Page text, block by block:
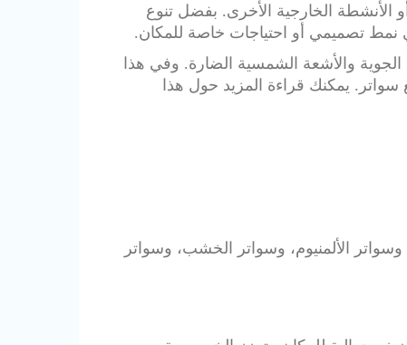
الأنشطة الخارجية الأخرى. بفضل تنوع
نمط تصميمي أو احتياجات خاصة للمكان.
والأشعة الشمسية الضارة. وفي هذا
يمكنك قراءة المزيد حول هذا
الألمنيوم، وسواتر الخشب، وسواتر